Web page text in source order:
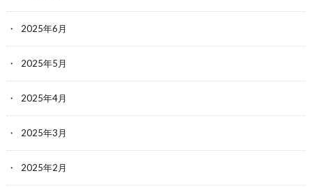
2025年6月
2025年5月
2025年4月
2025年3月
2025年2月